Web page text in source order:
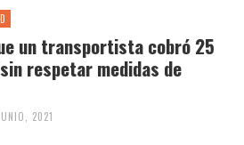
un transportista cobró 25
respetar medidas de
2021